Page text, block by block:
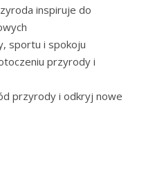
inspiruje do
sportu i spokoju
przyrody i
przyrody i odkryj nowe